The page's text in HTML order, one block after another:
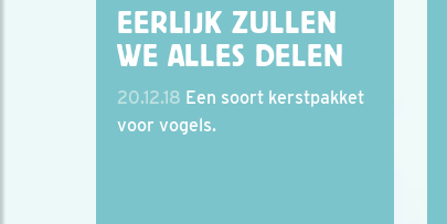
EERLIJK ZULLEN
WE ALLES DELEN
20.12.18 Een soort kerstpakket
voor vogels.